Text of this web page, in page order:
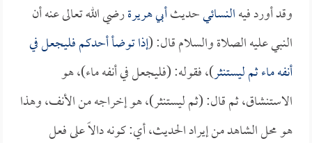
وقد أورد فيهالنسائيحديثأبي هريرةرضي الله تعالى عنه أن
النبي عليه الصلاة والسلام قال: (إذا توضأ أحدكم فليجعل في
أنفه ماء ثم ليستنثر)، فقوله: (فليجعل في أنفه ماء)، هو
الاستنشاق، ثم قال: (ثم ليستنثر)، هو إخراجه من الأنف، وهذا
هو محل الشاهد من إيراد الحديث، أي: كونه دالاً على فعل